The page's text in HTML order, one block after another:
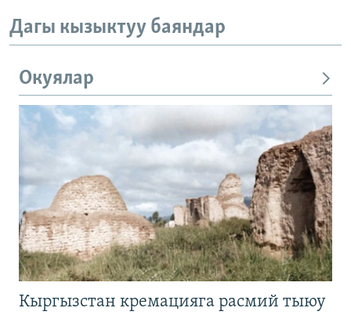
Дагы кызыктуу баяндар
Окуялар
Кыргызстан кремацияга расмий тыюу